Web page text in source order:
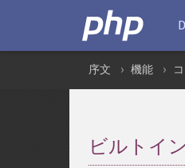
序文 機能
ビルトイ